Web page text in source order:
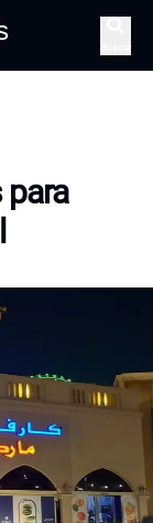
para